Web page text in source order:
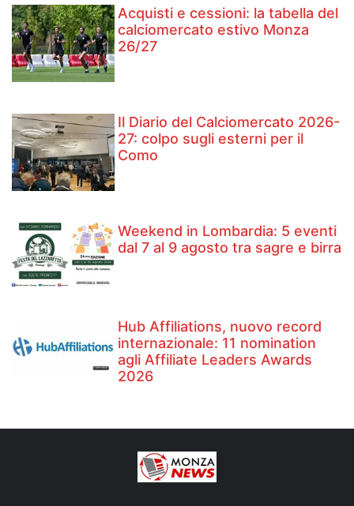
Acquisti e cessioni: la tabella del
calciomercato estivo Monza
26/27
Il Diario del Calciomercato 2026-
27: colpo sugli esterni per il
Como
Weekend in Lombardia: 5 eventi
dal 7 al 9 agosto tra sagre e birra
Hub Affiliations, nuovo record
internazionale: 11 nomination
agli Affiliate Leaders Awards
2026